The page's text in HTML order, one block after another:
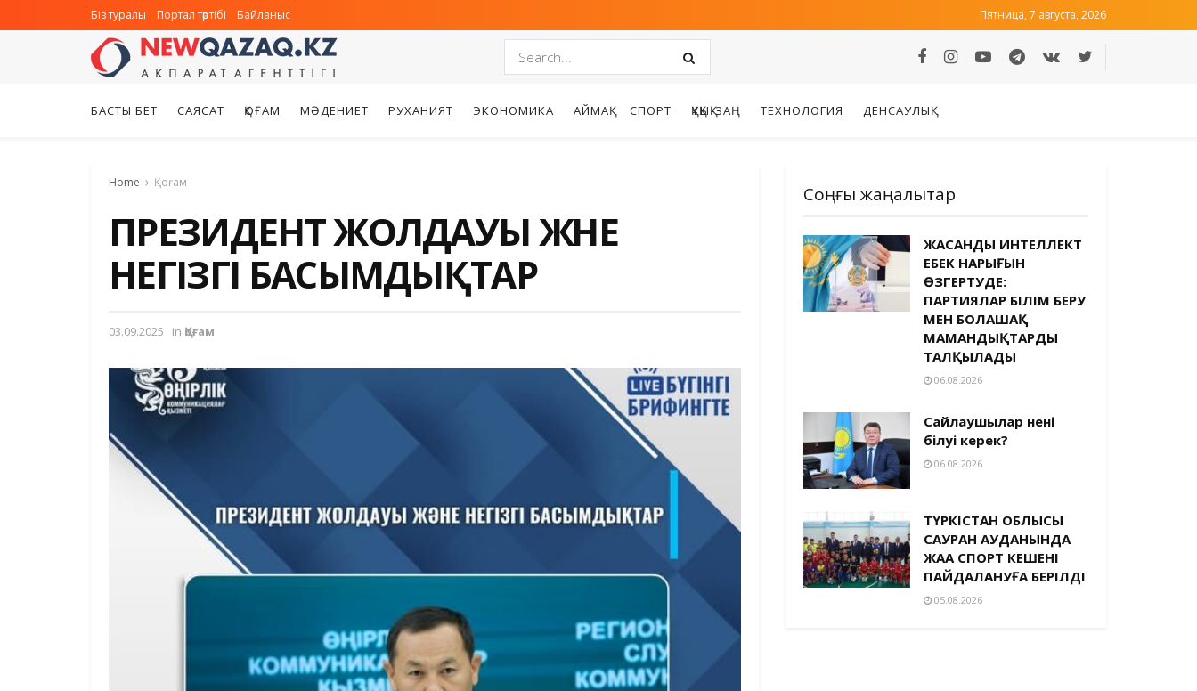
Біз туралы Портал тәртібі Байланыс Пятница, 7 августа, 2026
БАСТЫ БЕТ САЯСАТ ҚОҒАМ МӘДЕНИЕТ РУХАНИЯТ ЭКОНОМИКА АЙМАҚ СПОРТ ҚҰҚЫҚ-ЗАҢ ТЕХНОЛОГИЯ ДЕНСАУЛЫҚ
Home Қоғам
ПРЕЗИДЕНТ ЖОЛДАУЫ ЖӘНЕ
НЕГІЗГІ БАСЫМДЫҚТАР
03.09.2025 in Қоғам
Соңғы жаңалықтар
ЖАСАНДЫ ИНТЕЛЛЕКТ
ЕҢБЕК НАРЫҒЫН
ӨЗГЕРТУДЕ:
ПАРТИЯЛАР БІЛІМ БЕРУ
МЕН БОЛАШАҚ
МАМАНДЫҚТАРДЫ
ТАЛҚЫЛАДЫ
06.08.2026
Сайлаушылар нені
білуі керек?
06.08.2026
ТҮРКІСТАН ОБЛЫСЫ
САУРАН АУДАНЫНДА
ЖАҢА СПОРТ КЕШЕНІ
ПАЙДАЛАНУҒА БЕРІЛДІ
05.08.2026